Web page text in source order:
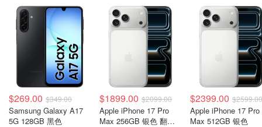
$269.00 $349.00
Samsung Galaxy A17
5G 128GB 黑色
$1899.00 $2099.00
Apple iPhone 17 Pro
Max 256GB 银色 翻新
$2399.00 $2599.00
Apple iPhone 17 Pro
Max 512GB 银色